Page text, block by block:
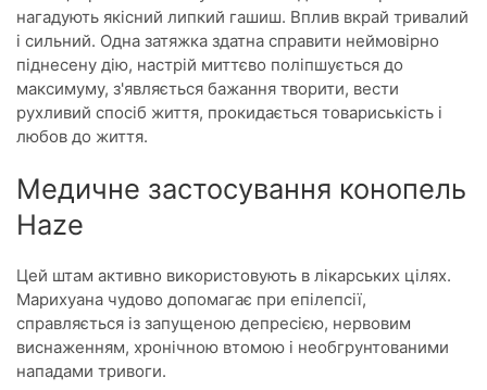
нагадують якісний липкий гашиш. Вплив вкрай тривалий
і сильний. Одна затяжка здатна справити неймовірно
піднесену дію, настрій миттєво поліпшується до
максимуму, з'являється бажання творити, вести
рухливий спосіб життя, прокидається товариськість і
любов до життя.
Медичне застосування конопель
Haze
Цей штам активно використовують в лікарських цілях.
Марихуана чудово допомагає при епілепсії,
справляється із запущеною депресією, нервовим
виснаженням, хронічною втомою і необгрунтованими
нападами тривоги.